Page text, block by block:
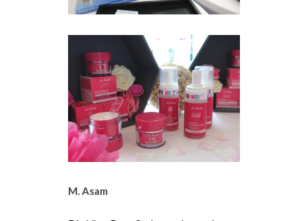
M. Asam